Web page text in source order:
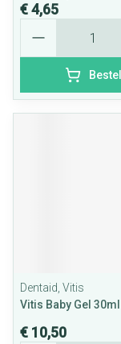
€ 4,65
Bestel
Dentaid, Vitis
Vitis Baby Gel 30ml
€ 10,50